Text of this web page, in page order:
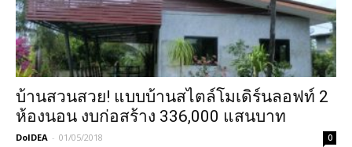
บ้านสวนสวย! แบบบ้านสไตล์โมเดิร์นลอฟท์ 2
ห้องนอน งบก่อสร้าง 336,000 แสนบาท
DoIDEA - 01/05/2018 0